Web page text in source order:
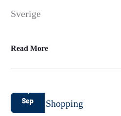
Sverige
Read More
1
Sep